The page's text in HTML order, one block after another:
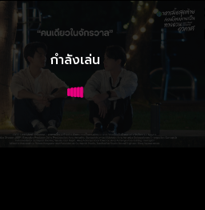
กำลังเล่น